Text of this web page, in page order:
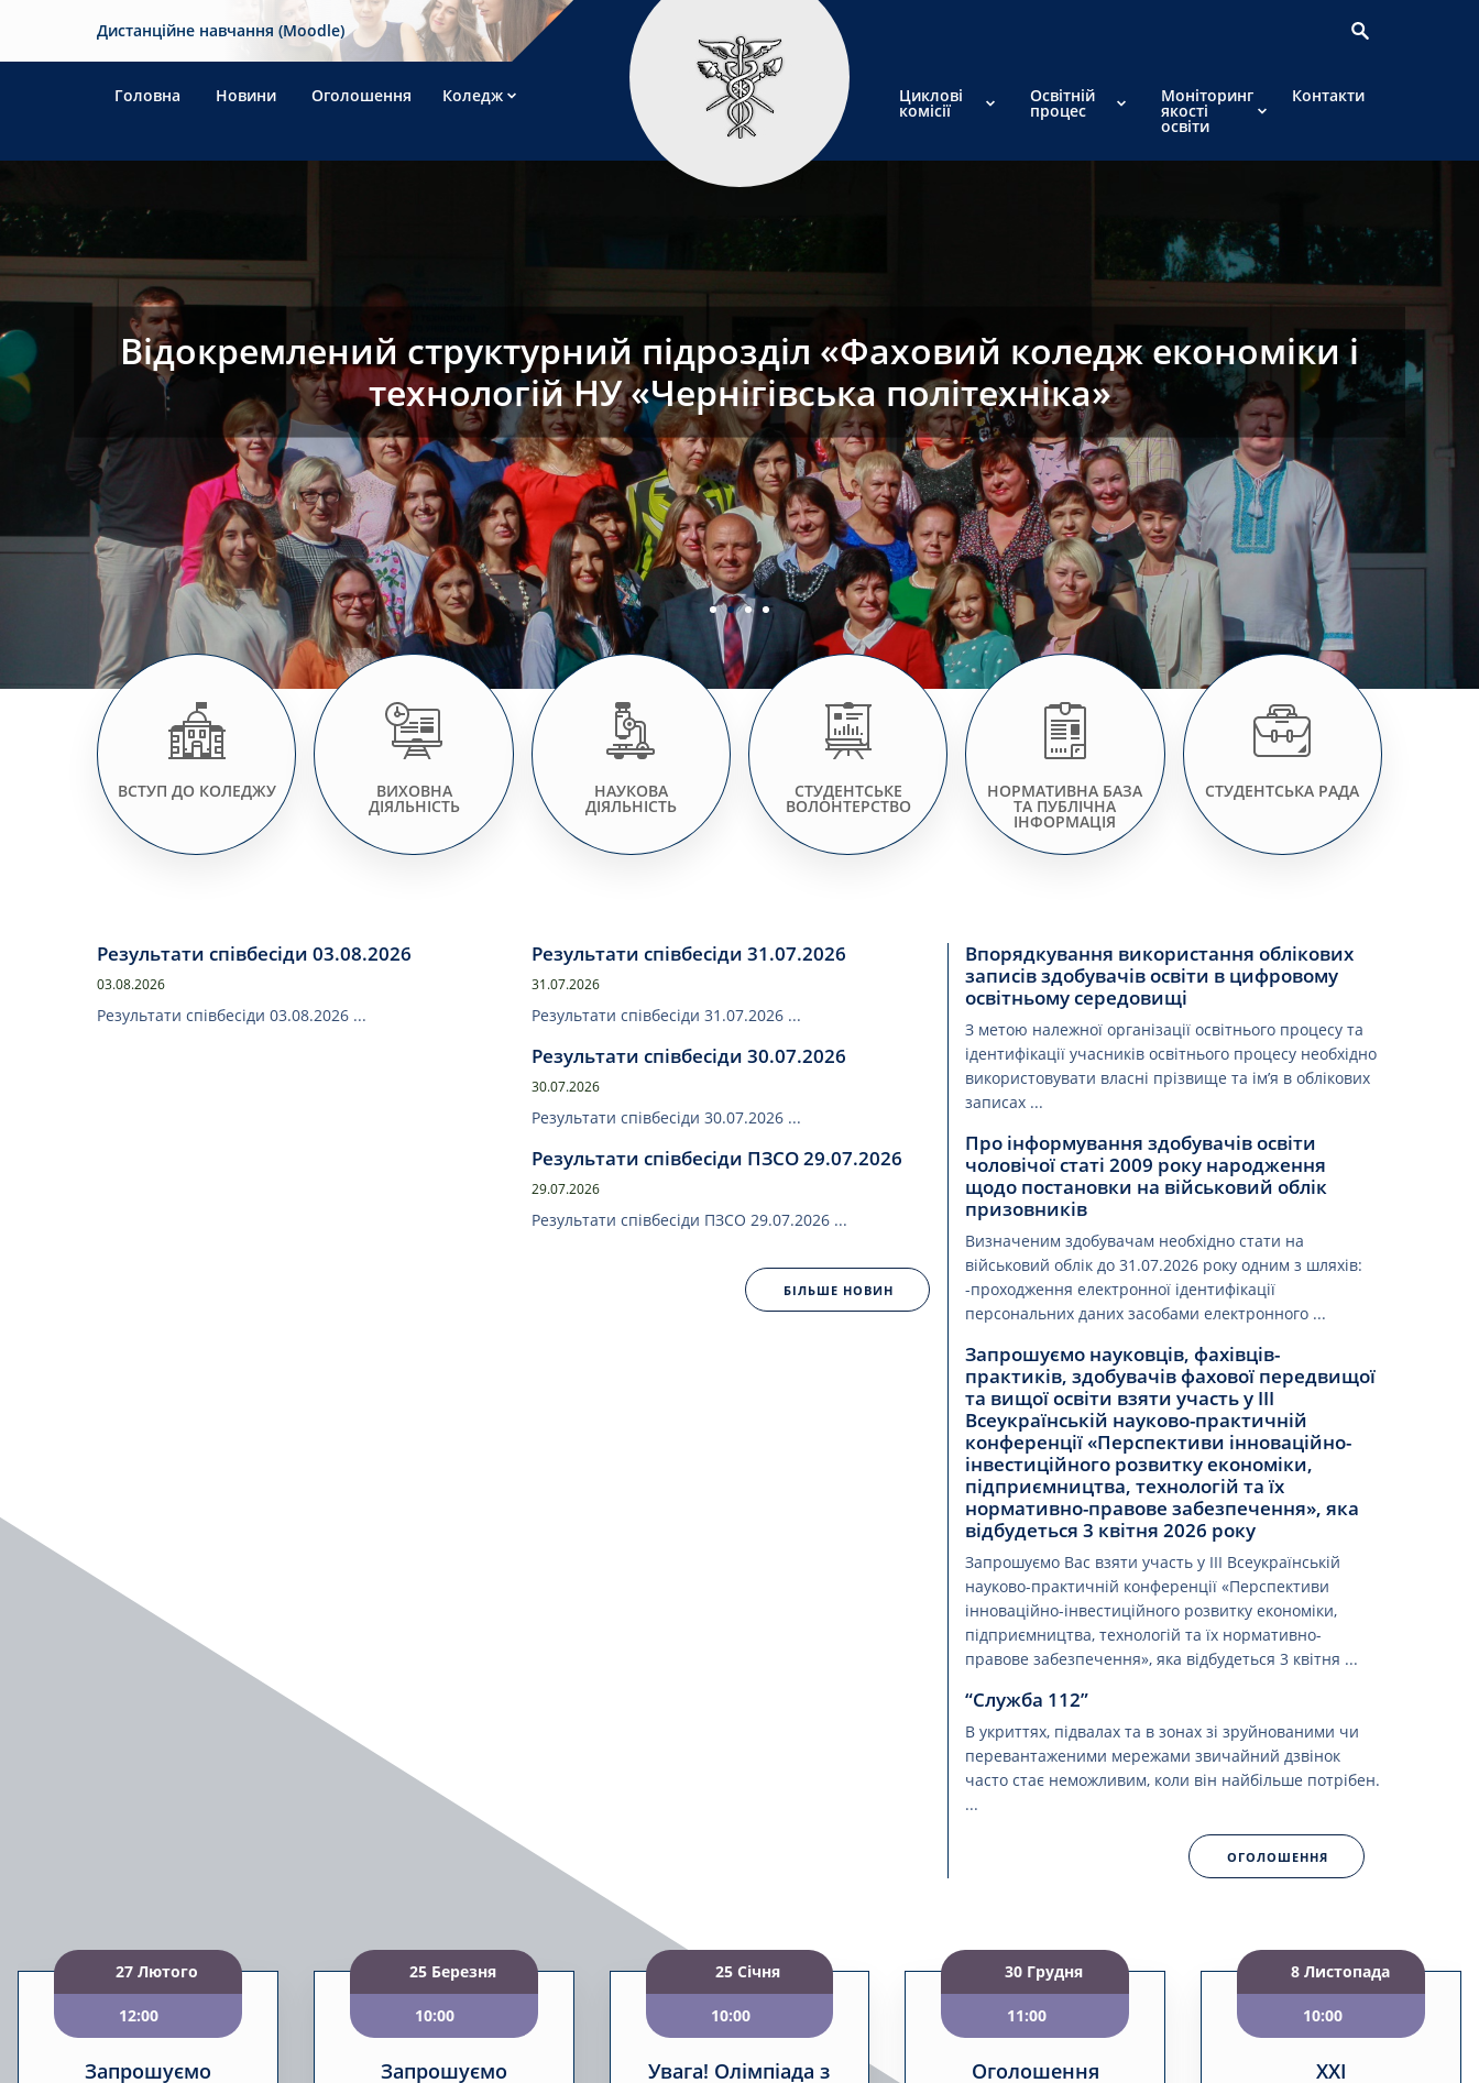
Дистанційне навчання (Moodle)
Головна Новини Оголошення Коледж Циклові
комісії
Освітній
процес
Моніторинг
якості
освіти
Контакти
Відокремлений структурний підрозділ «Фаховий коледж економіки і
технологій НУ «Чернігівська політехніка»
ВСТУП ДО КОЛЕДЖУ ВИХОВНА
ДІЯЛЬНІСТЬ
НАУКОВА
ДІЯЛЬНІСТЬ
СТУДЕНТСЬКЕ
ВОЛОНТЕРСТВО
НОРМАТИВНА БАЗА
ТА ПУБЛІЧНА
ІНФОРМАЦІЯ
СТУДЕНТСЬКА РАДА
Результати співбесіди 03.08.2026
03.08.2026
Результати співбесіди 03.08.2026 ...
Результати співбесіди 31.07.2026
31.07.2026
Результати співбесіди 31.07.2026 ...
Результати співбесіди 30.07.2026
30.07.2026
Результати співбесіди 30.07.2026 ...
Результати співбесіди ПЗСО 29.07.2026
29.07.2026
Результати співбесіди ПЗСО 29.07.2026 ...
БІЛЬШЕ НОВИН
Впорядкування використання облікових
записів здобувачів освіти в цифровому
освітньому середовищі
З метою належної організації освітнього процесу та
ідентифікації учасників освітнього процесу необхідно
використовувати власні прізвище та ім’я в облікових
записах ...
Про інформування здобувачів освіти
чоловічої статі 2009 року народження
щодо постановки на військовий облік
призовників
Визначеним здобувачам необхідно стати на
військовий облік до 31.07.2026 року одним з шляхів:
-проходження електронної ідентифікації
персональних даних засобами електронного ...
Запрошуємо науковців, фахівців-
практиків, здобувачів фахової передвищої
та вищої освіти взяти участь у ІІІ
Всеукраїнській науково-практичній
конференції «Перспективи інноваційно-
інвестиційного розвитку економіки,
підприємництва, технологій та їх
нормативно-правове забезпечення», яка
відбудеться 3 квітня 2026 року
Запрошуємо Вас взяти участь у ІІІ Всеукраїнській
науково-практичній конференції «Перспективи
інноваційно-інвестиційного розвитку економіки,
підприємництва, технологій та їх нормативно-
правове забезпечення», яка відбудеться 3 квітня ...
“Служба 112”
В укриттях, підвалах та в зонах зі зруйнованими чи
перевантаженими мережами звичайний дзвінок
часто стає неможливим, коли він найбільше потрібен.
...
ОГОЛОШЕННЯ
27 Лютого
12:00
Запрошуємо
25 Березня
10:00
Запрошуємо
25 Січня
10:00
Увага! Олімпіада з
30 Грудня
11:00
Оголошення
8 Листопада
10:00
XXI